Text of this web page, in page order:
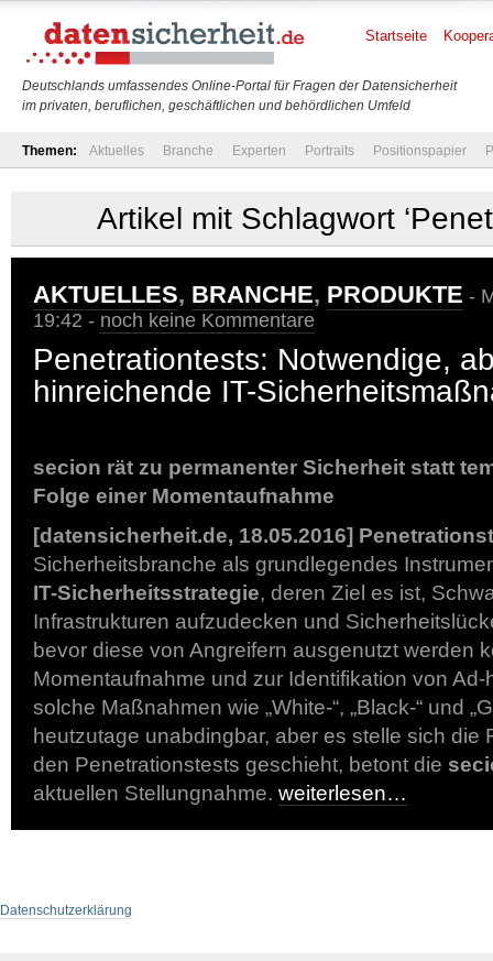
Deutschlands umfassendes Online-Portal für Fragen der Datensicherheit
im privaten, beruflichen, geschäftlichen und behördlichen Umfeld
Startseite
Themen: Aktuelles Branche Experten Portraits Positionspapier
Artikel mit Schlagwort
AKTUELLES, BRANCHE, PRODUKTE -
19:42 - noch keine Kommentare
Penetrationtests: Notwendige,
hinreichende IT-
secion rät zu permanenter Sicherheit statt
Folge einer Momentaufnahme
[datensicherheit.de, 18.05.2016]
Sicherheitsbranche als grundlegendes
IT-Sicherheitsstrategie, deren Ziel es ist,
Infrastrukturen aufzudecken und
bevor diese von Angreifern ausgenutzt werden
Momentaufnahme und zur Identifikation von
solche Maßnahmen wie „White-“, „Black-“ und
heutzutage unabdingbar, aber es stelle sich die
den Penetrationstests geschieht, betont die
aktuellen Stellungnahme. weiterlesen…
Datenschutzerklärung